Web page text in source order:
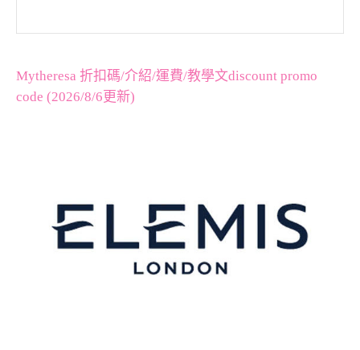
Mytheresa 折扣碼/介紹/運費/教學文discount promo
code (2026/8/6更新)